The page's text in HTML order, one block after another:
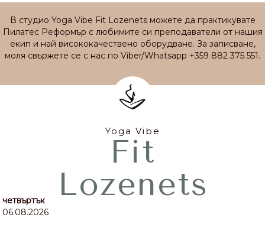
В студио Yoga Vibe Fit Lozenets можете да практикувате
Пилатес Реформър с любимите си преподаватели от нашия
екип и най висококачествено оборудване. За записване,
моля свържете се с нас по Viber/Whatsapp +359 882 375 551.
Yoga Vibe
Fit
Lozenets
четвъртък
06.08.2026